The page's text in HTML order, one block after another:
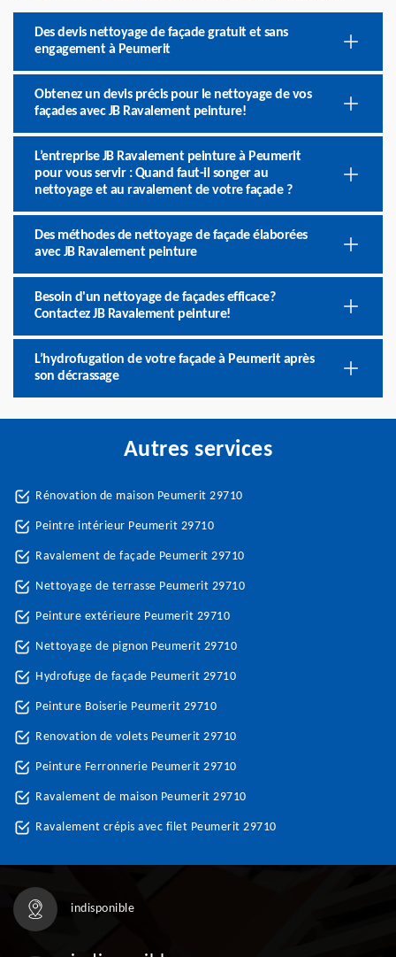
Des devis nettoyage de façade gratuit et sans
engagement à Peumerit
Obtenez un devis précis pour le nettoyage de vos
façades avec JB Ravalement peinture!
L’entreprise JB Ravalement peinture à Peumerit
pour vous servir : Quand faut-il songer au
nettoyage et au ravalement de votre façade ?
Des méthodes de nettoyage de façade élaborées
avec JB Ravalement peinture
Besoin d'un nettoyage de façades efficace?
Contactez JB Ravalement peinture!
L’hydrofugation de votre façade à Peumerit après
son décrassage
Autres services
Rénovation de maison Peumerit 29710
Peintre intérieur Peumerit 29710
Ravalement de façade Peumerit 29710
Nettoyage de terrasse Peumerit 29710
Peinture extérieure Peumerit 29710
Nettoyage de pignon Peumerit 29710
Hydrofuge de façade Peumerit 29710
Peinture Boiserie Peumerit 29710
Renovation de volets Peumerit 29710
Peinture Ferronnerie Peumerit 29710
Ravalement de maison Peumerit 29710
Ravalement crépis avec filet Peumerit 29710
indisponible